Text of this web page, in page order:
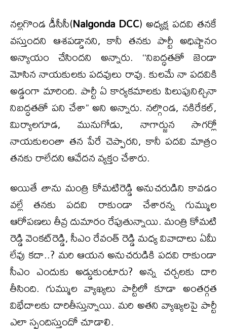
నల్లగొండ డీసీసీ(Nalgonda DCC) అధ్యక్ష పదవి తనకే
వస్తుందని ఆశపడ్డానని, కానీ తనకు పార్టీ అధిష్టానం
అన్యాయం చేసిందని అన్నారు. ‘‘నిబద్ధతతో జెండా
మోసిన నాయకులకు పదవులు రావు. కులమే నా పదవికి
అడ్డంగా మారింది. పార్టీ ఏ కార్యకమాలకు పిలుపునిచ్చినా
నిబద్ధతతో పని చేశా’’ అని అన్నారు. నల్గొండ, నకిరేకల్,
మిర్యాలగూడ, మునుగోడు, నాగార్జున సాగర్లో
నాయకులంతా తన పేరే చెప్పారని, కానీ పదవి మాత్రం
తనకు రాలేదని ఆవేదన వ్యక్తం చేశారు.
అయితే తాను మంత్రి కోమటిరెడ్డి అనుచరుడిని కావడం
వల్లే తనకు పదవి రాకుండా చేశారన్న గుమ్ముల
ఆరోపణలు తీవ్ర దుమారం రేపుతున్నాయి. మంత్రి కోమటి
రెడ్డి వెంకట్‌రెడ్డి, సీఎం రేవంత్ రెడ్డి మధ్య వివాదాలు ఏమీ
లేవు కదా..? మరి ఆయన అనుచరుడికి పదవి రాకుండా
సీఎం ఎందుకు అడ్డుకుంటారు? అన్న చర్చలకు దారి
తీసింది. గుమ్ముల వ్యాఖ్యలు పార్టీలో కూడా అంతర్గత
విభేదాలకు దారితీస్తున్నాయి. మరి అతని వ్యాఖ్యలపై పార్టీ
ఎలా స్పందిస్తుందో చూడాలి.